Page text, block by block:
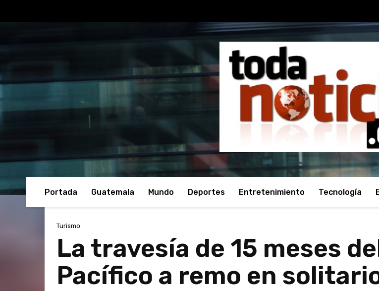
Portada Guatemala Mundo Deportes Entretenimiento Tecnología
Turismo
La travesía de 15 meses
Pacífico a remo en